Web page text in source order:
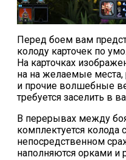
Перед боем вам
колоду карточек по
На карточках
на на желаемые
и прочие волшебные
требуется заселить в
В перерывах между
комплектуется колода
непосредственном
наполняются орками и